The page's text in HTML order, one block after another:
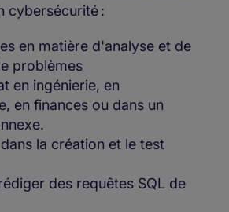
cybersécurité :
en matière d'analyse et de
problèmes
en ingénierie, en
en finances ou dans un
la création et le test
des requêtes SQL de